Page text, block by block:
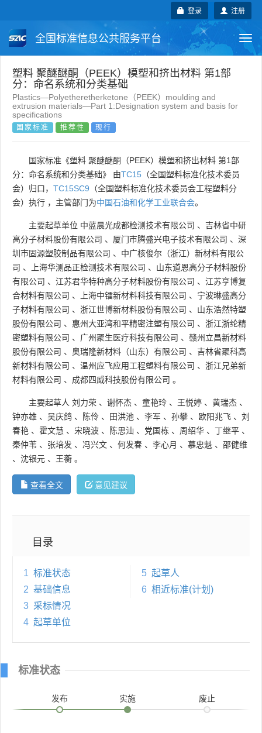
注册
登录
全国标准信息公共服务平台
国家标准 行业标准 地方标准
团体标准 企业标准 国际标准
国外标准 技术委员会
塑料 聚醚醚酮（PEEK）模塑和挤出材料 第1部
分：命名系统和分类基础
Plastics—Polyetheretherketone（PEEK）moulding and
extrusion materials—Part 1:Designation system and basis for
specifications
国家标准 推荐性 现行
国家标准《塑料 聚醚醚酮（PEEK）模塑和挤出材料 第1部
分：命名系统和分类基础》 由TC15 （全国塑料标准化技术委员
会）归口， TC15SC9 （全国塑料标准化技术委员会工程塑料分
会）执行 ，主管部门为中国石油和化学工业联合会。
主要起草单位 中蓝晨光成都检测技术有限公司 、 吉林省中研
高分子材料股份有限公司 、 厦门市腾盛兴电子技术有限公司 、 深
圳市固源塑胶制品有限公司 、 中广核俊尔（浙江）新材料有限公
司 、 上海华测品正检测技术有限公司 、 山东道恩高分子材料股份
有限公司 、 江苏君华特种高分子材料股份有限公司 、 江苏亨博复
合材料有限公司 、 上海中镭新材料科技有限公司 、 宁波琳盛高分
子材料有限公司 、 浙江世博新材料股份有限公司 、 山东浩然特塑
股份有限公司 、 惠州大亚湾和平精密注塑有限公司 、 浙江浙纶精
密塑料有限公司 、 广州聚生医疗科技有限公司 、 赣州立昌新材料
股份有限公司 、 奥瑞隆新材料（山东）有限公司 、 吉林省聚科高
新材料有限公司 、 温州应飞应用工程塑料有限公司 、 浙江兄弟新
材料有限公司 、 成都四威科技股份有限公司 。
主要起草人 刘力荣 、 谢怀杰 、 童艳玲 、 王悦婷 、 黄瑞杰 、
钟亦雄 、 吴庆鸽 、 陈伶 、 田洪池 、 李军 、 孙攀 、 欧阳兆飞 、 刘
春艳 、 霍文慧 、 宋晓波 、 陈思汕 、 党国栋 、 周绍华 、 丁继平 、
秦仲苇 、 张培发 、 冯兴文 、 何发春 、 李心月 、 慕忠魁 、 邵健维
、 沈银元 、 王蘅 。
查看全文 意见建议
目录
1 标准状态
2 基础信息
3 采标情况
4 起草单位
5 起草人
6 相近标准(计划)
标准状态
发布 实施 废止